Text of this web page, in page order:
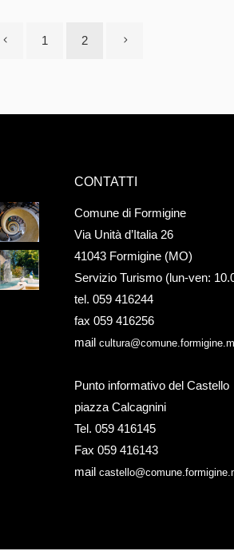
1 2
CONTATTI
Comune di Formigine
Via Unità d’Italia 26
41043 Formigine (MO)
Servizio Turismo (lun-ven:
tel. 059 416244
fax 059 416256
mail
Punto informativo del Castello
piazza Calcagnini
Tel. 059 416145
Fax 059 416143
mail